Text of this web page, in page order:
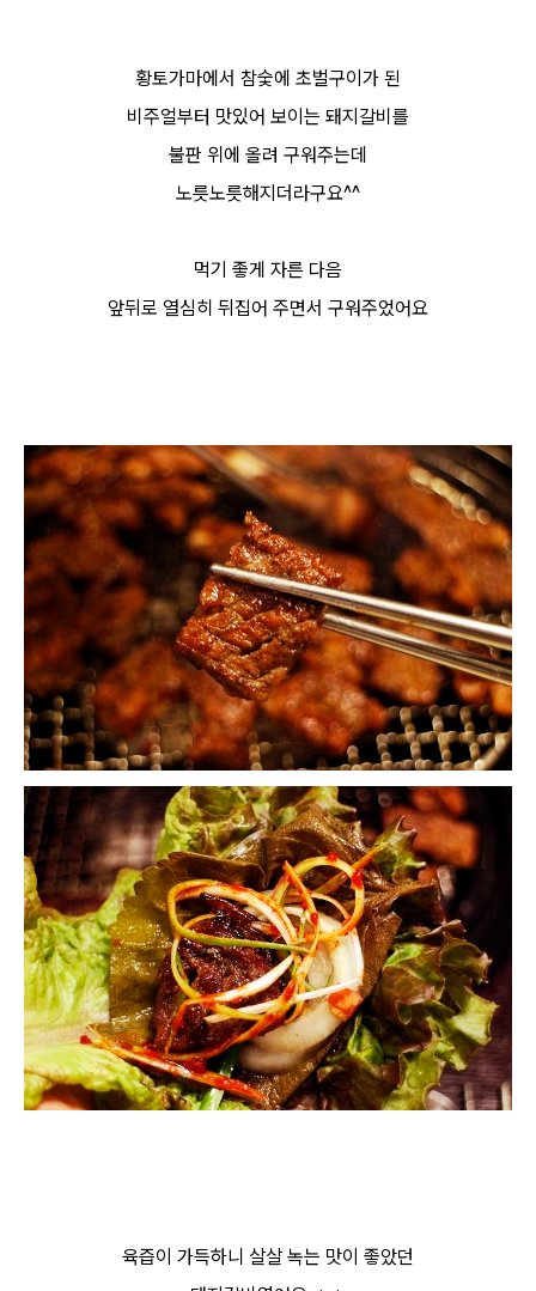
황토가마에서 참숯에 초벌구이가 된
비주얼부터 맛있어 보이는 돼지갈비를
불판 위에 올려 구워주는데
노릇노릇해지더라구요^^
먹기 좋게 자른 다음
앞뒤로 열심히 뒤집어 주면서 구워주었어요
육즙이 가득하니 살살 녹는 맛이 좋았던